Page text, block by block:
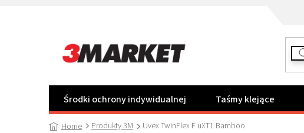
Środki ochrony indywidualnej Taśmy klejące
Home Produkty 3M Uvex TwinFlex F uXT1 Bamboo